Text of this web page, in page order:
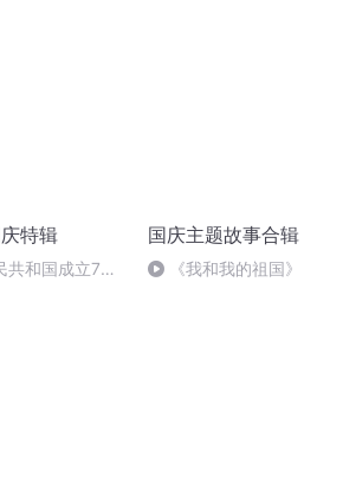
特辑
共和国成立73
国庆主题故事合辑
《我和我的祖国》